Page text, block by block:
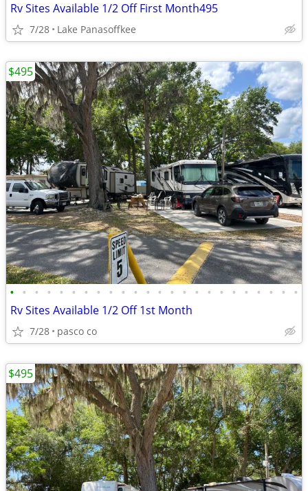
Rv Sites Available 1/2 Off First Month495
7/28 Lake Panasoffkee
• • • • • • • • • • • • • • • • • • • • • • • •
Rv Sites Available 1/2 Off 1st Month
7/28 pasco co
$495
$495